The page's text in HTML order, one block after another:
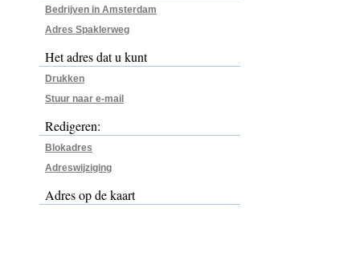
Bedrijven in Amsterdam
Adres Spaklerweg
Het adres dat u kunt
Drukken
Stuur naar e-mail
Redigeren:
Blokadres
Adreswijziging
Adres op de kaart